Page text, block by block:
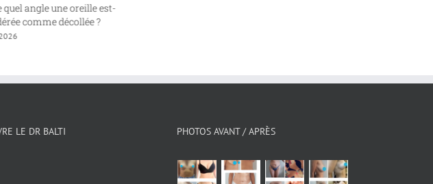
quel angle une oreille est-
comme décollée ?
LE DR BALTI PHOTOS AVANT / APRÈS